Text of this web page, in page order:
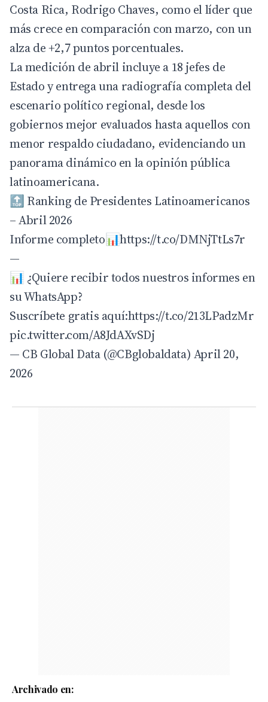
Costa Rica, Rodrigo Chaves, como el líder que
más crece en comparación con marzo, con un
alza de +2,7 puntos porcentuales.
La medición de abril incluye a 18 jefes de
Estado y entrega una radiografía completa del
escenario político regional, desde los
gobiernos mejor evaluados hasta aquellos con
menor respaldo ciudadano, evidenciando un
panorama dinámico en la opinión pública
latinoamericana.
🔝 Ranking de Presidentes Latinoamericanos
– Abril 2026
Informe completo📊https://t.co/DMNjTtLs7r
—
📊 ¿Quiere recibir todos nuestros informes en
su WhatsApp?
​Suscríbete gratis aquí:https://t.co/213LPadzMr
pic.twitter.com/A8JdAXvSDj
— CB Global Data (@CBglobaldata) April 20,
2026
Archivado en: